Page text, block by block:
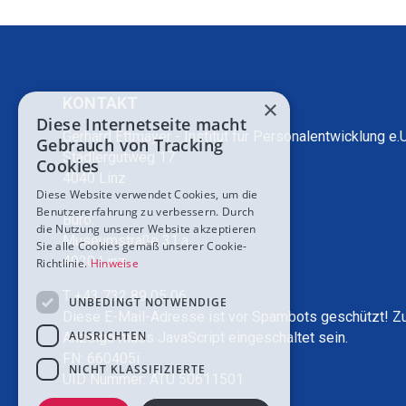
KONTAKT
Gerhard Ettmayer - Institut für Personalentwicklung
Stadlergutweg 17
Büro:
Museumstraße 31.a
4020 Linz
T +43 732 89 05 06
Diese E-Mail-Adresse ist vor Spambots geschützt!
Anzeige muss JavaScript eingeschaltet sein.
×
Diese Internetseite macht
Gebrauch von Tracking
Cookies
Diese Website verwendet Cookies, um die
Benutzererfahrung zu verbessern. Durch
die Nutzung unserer Website akzeptieren
Sie alle Cookies gemäß unserer Cookie-
Richtlinie. Hinweise
UNBEDINGT NOTWENDIGE
AUSRICHTEN
NICHT KLASSIFIZIERTE